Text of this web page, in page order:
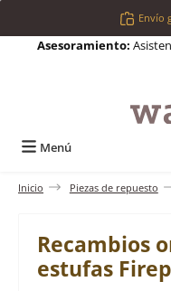
Saltar al contenido principal
Envío
Asesoramiento:
Menú
Inicio Piezas de repuesto
Recambios
estufas